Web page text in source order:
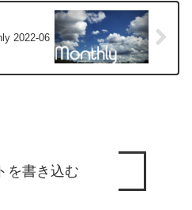
2022-06
を書き込む